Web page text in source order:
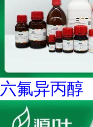
六氟异丙醇